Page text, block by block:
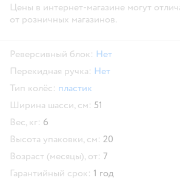
Цены в интернет-магазине могут
от розничных магазинов.
Реверсивный блок: Нет
Перекидная ручка: Нет
Тип колёс: пластик
Ширина шасси, см: 51
Вес, кг: 6
Высота упаковки, см: 20
Возраст (месяцы), от: 7
Гарантийный срок: 1 год